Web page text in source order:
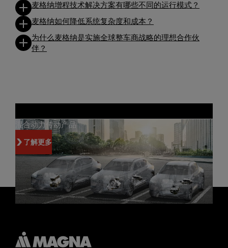
麦格纳增程技术解决方案有哪些不同的运行模式？
麦格纳如何降低系统复杂度和成本？
为什么麦格纳是实施全球整车商战略的理想合作伙
伴？
混合动力传动产品
了解更多